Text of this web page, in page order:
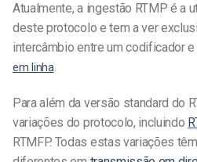
Atualmente, a ingestão RTMP é a
deste protocolo e tem a ver
intercâmbio entre um codificador e
em linha.
Para além da versão standard do
variações do protocolo, incluindo
RTMFP. Todas estas variações